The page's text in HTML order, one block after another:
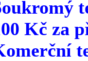
Kč za